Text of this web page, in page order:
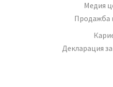
Медия
Продажба
Декларация